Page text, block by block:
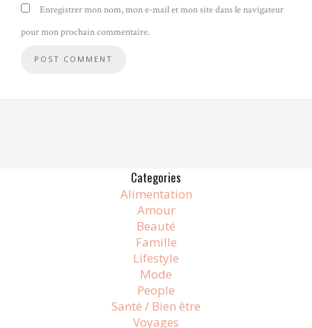
Enregistrer mon nom, mon e-mail et mon site dans le navigateur
pour mon prochain commentaire.
Categories
Alimentation
Amour
Beauté
Famille
Lifestyle
Mode
People
Santé / Bien être
Voyages